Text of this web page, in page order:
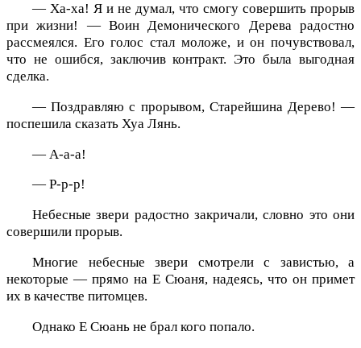
— Ха-ха! Я и не думал, что смогу совершить прорыв
при жизни! — Воин Демонического Дерева радостно
рассмеялся. Его голос стал моложе, и он почувствовал,
что не ошибся, заключив контракт. Это была выгодная
сделка.
— Поздравляю с прорывом, Старейшина Дерево! —
поспешила сказать Хуа Лянь.
— А-а-а!
— Р-р-р!
Небесные звери радостно закричали, словно это они
совершили прорыв.
Многие небесные звери смотрели с завистью, а
некоторые — прямо на Е Сюаня, надеясь, что он примет
их в качестве питомцев.
Однако Е Сюань не брал кого попало.